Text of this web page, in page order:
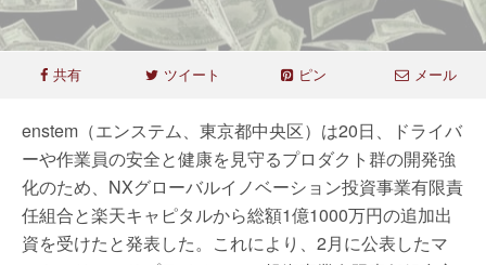
共有 ツイート ピン メール
enstem（エンステム、東京都中央区）は20日、ドライバ
ーや作業員の安全と健康を見守るプロダクト群の開発強
化のため、NXグローバルイノベーション投資事業有限責
任組合と楽天キャピタルから総額1億1000万円の追加出
資を受けたと発表した。これにより、2月に公表したマ